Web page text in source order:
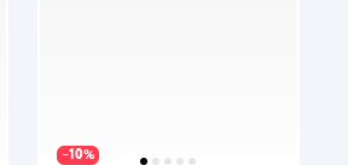
−10%